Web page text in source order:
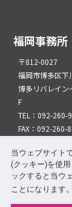
当ウェブサイト
(クッキー)を使
ックすると当ウ
ことになります。
福岡事務所
〒812-0027
福岡市博多区下
博多リバレイン
F
TEL：092-260-
FAX：092-260-
このサイトについて